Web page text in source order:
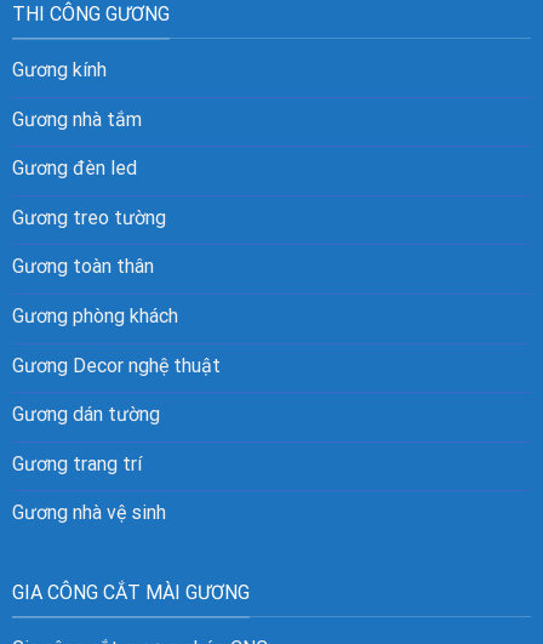
THI CÔNG GƯƠNG
Gương kính
Gương nhà tắm
Gương đèn led
Gương treo tường
Gương toàn thân
Gương phòng khách
Gương Decor nghệ thuật
Gương dán tường
Gương trang trí
Gương nhà vệ sinh
GIA CÔNG CẮT MÀI GƯƠNG